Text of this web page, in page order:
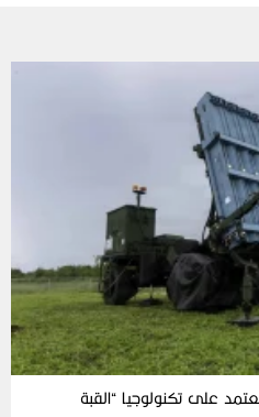
على تكنولوجيا “القبة